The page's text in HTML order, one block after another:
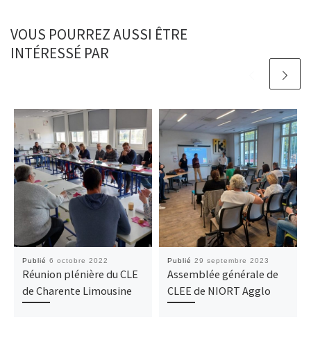
VOUS POURREZ AUSSI ÊTRE
INTÉRESSÉ PAR
Publié 6 octobre 2022
Réunion plénière du CLE
de Charente Limousine
Publié 29 septembre 2023
Assemblée générale de
CLEE de NIORT Agglo